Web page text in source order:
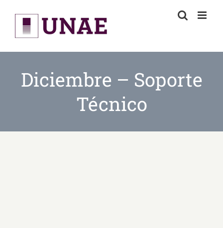
content
Diciembre – Soporte
Técnico